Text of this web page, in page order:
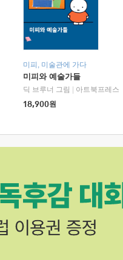
미피, 미술관에 가다
미피와 예술가들
딕 브루너 그림
아트북프레스
18,900원